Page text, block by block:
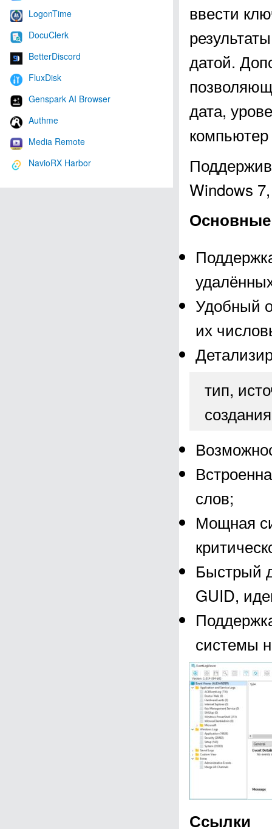
LogonTime
DocuClerk
BetterDiscord
FluxDisk
Genspark AI Browser
Authme
Media Remote
NavioRX Harbor
ввести
датой.
дата,
Windows
Основные
Удобный
их
тип,
слов;
Мощная
Быстрый
GUID,
системы
Ссылки